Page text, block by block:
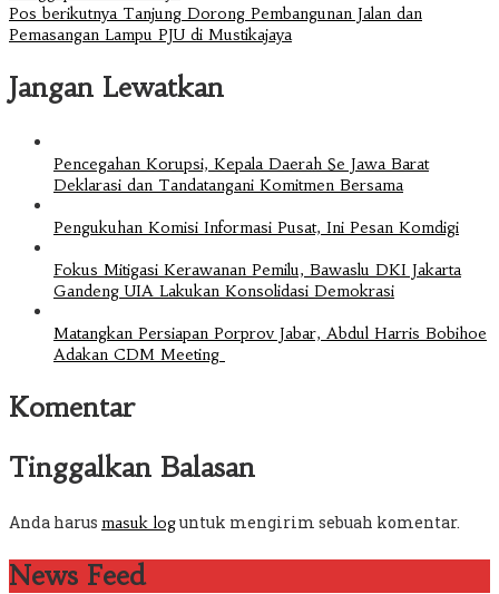
Pos berikutnyaTanjung Dorong Pembangunan Jalan dan
Pemasangan Lampu PJU di Mustikajaya
Jangan Lewatkan
Pencegahan Korupsi, Kepala Daerah Se Jawa Barat
Deklarasi dan Tandatangani Komitmen Bersama
Pengukuhan Komisi Informasi Pusat, Ini Pesan Komdigi
Fokus Mitigasi Kerawanan Pemilu, Bawaslu DKI Jakarta
Gandeng UIA Lakukan Konsolidasi Demokrasi
Matangkan Persiapan Porprov Jabar, Abdul Harris Bobihoe
Adakan CDM Meeting
Komentar
Tinggalkan Balasan
Anda harus masuk loguntuk mengirim sebuah komentar.
News Feed